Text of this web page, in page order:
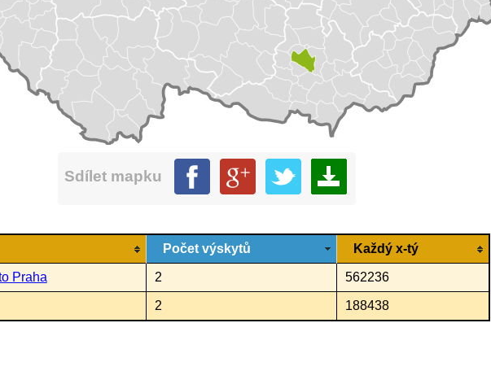
Sdílet mapku
Počet výskytů Každý x-tý
Praha 2 562236
2 188438